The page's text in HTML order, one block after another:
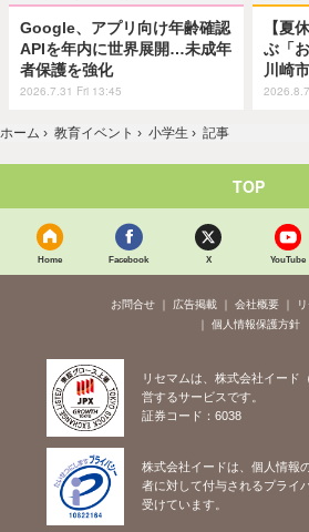
Google、アプリ向け年齢確認
APIを年内に世界展開…未成年
者保護を強化
2026.7.31 Fri 13:45
【夏
ぶ「
川崎市
ホーム › 教育イベント › 小学生 › 記事
TOP
Home Facebook X YouTube
お問合せ 広告掲載 会社概要
個人情報保護方針
リセマムは、株式会社イード
営するサービスです。
証券コード：6038
株式会社イードは、個人情報
者に対して付与されるプライ
受けています。